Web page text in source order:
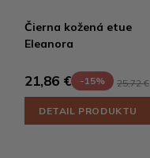
Čierna kožená etue
Eleanora
21,86 € -15% 25,72 €
DETAIL PRODUKTU